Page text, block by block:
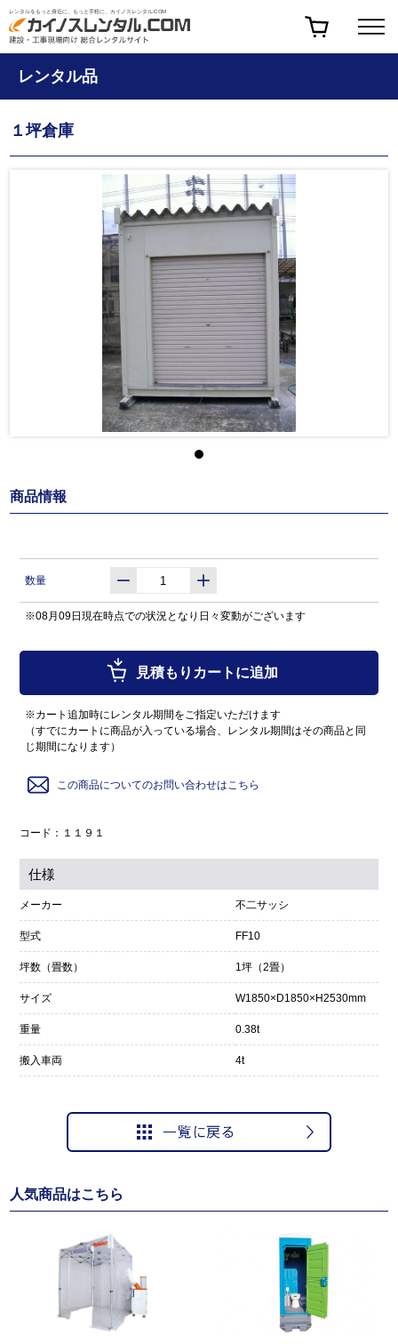
レンタルをもっと身近に、もっと手軽に、カイノスレンタル.COM
レンタル品
１坪倉庫
商品情報
数量
※08月09日現在時点での状況となり日々変動がございます
見積もりカートに追加
※カート追加時にレンタル期間をご指定いただけます
（すでにカートに商品が入っている場合、レンタル期間はその商品と同
じ期間になります）
この商品についてのお問い合わせはこちら
コード：１１９１
仕様
メーカー 不二サッシ
型式 FF10
坪数（畳数） 1坪（2畳）
サイズ W1850×D1850×H2530mm
重量 0.38t
搬入車両 4t
人気商品はこちら